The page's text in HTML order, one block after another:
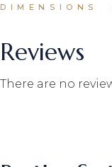
DIMENSIONS
Reviews
There are no